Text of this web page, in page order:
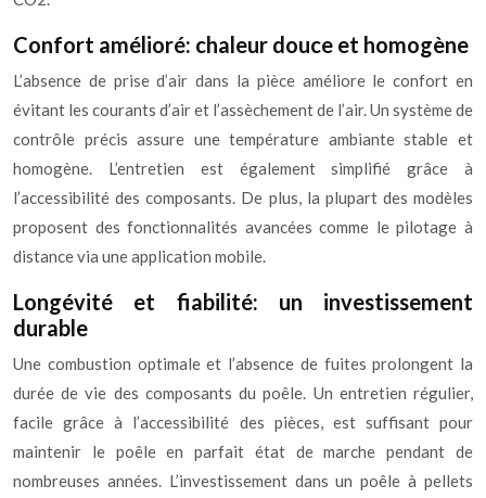
Confort amélioré: chaleur douce et homogène
L’absence de prise d’air dans la pièce améliore le confort en
évitant les courants d’air et l’assèchement de l’air. Un système de
contrôle précis assure une température ambiante stable et
homogène. L’entretien est également simplifié grâce à
l’accessibilité des composants. De plus, la plupart des modèles
proposent des fonctionnalités avancées comme le pilotage à
distance via une application mobile.
Longévité et fiabilité: un investissement
durable
Une combustion optimale et l’absence de fuites prolongent la
durée de vie des composants du poêle. Un entretien régulier,
facile grâce à l’accessibilité des pièces, est suffisant pour
maintenir le poêle en parfait état de marche pendant de
nombreuses années. L’investissement dans un poêle à pellets